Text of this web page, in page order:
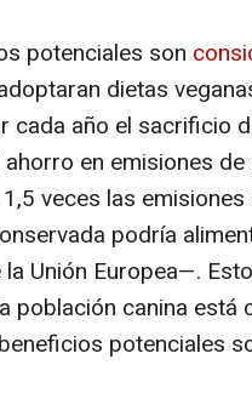
potenciales son
dietas
cada año el sacrificio
en emisiones
veces las
podría
Unión Europea—.
población canina
potenciales